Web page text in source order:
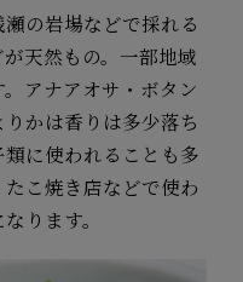
の岩場などで採れる
天然もの。一部地域
アナアオサ・ボタン
かは香りは多少落ち
に使われることも多
こ焼き店などで使わ
ります。